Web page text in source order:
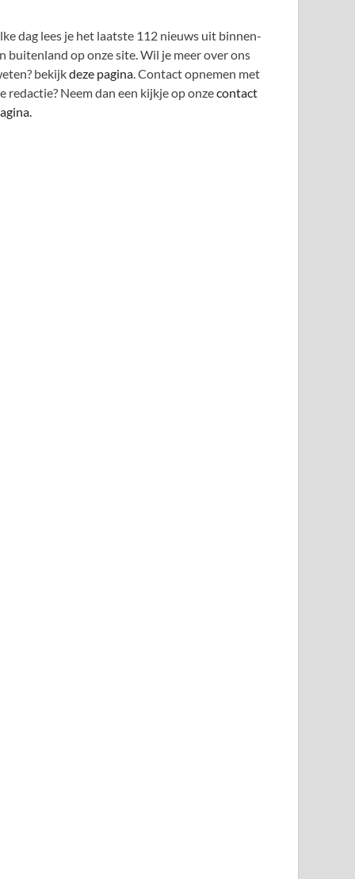
dag lees je het laatste 112 nieuws uit binnen-
buitenland op onze site. Wil je meer over ons
bekijkdeze pagina. Contact opnemen met
redactie? Neem dan een kijkje op onzecontact